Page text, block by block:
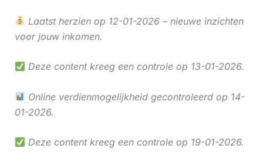
Laatst herzien op 12-01-2026 – nieuwe inzichten
voor jouw inkomen.
Deze content kreeg een controle op 13-01-2026.
Online verdienmogelijkheid gecontroleerd op 14-
01-2026.
Deze content kreeg een controle op 19-01-2026.